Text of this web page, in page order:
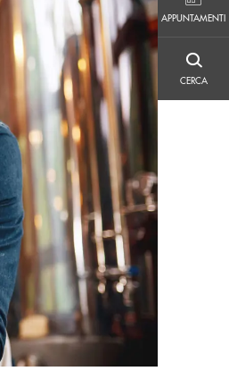
APPUNTAMENTI
APPUNTAMENTI
CERCA
CERCA